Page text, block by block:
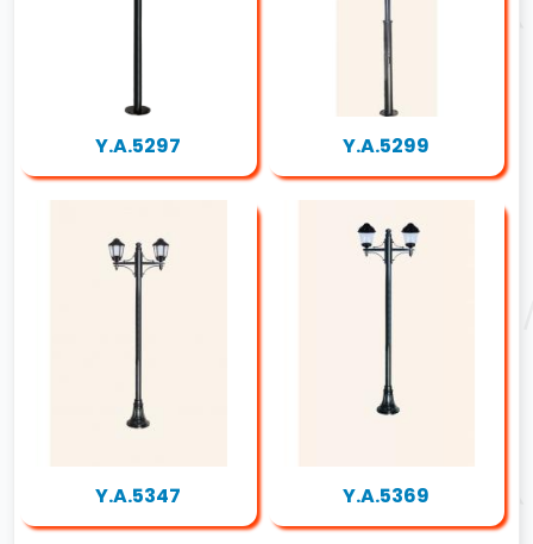
Y.A.5297 Y.A.5299
Y.A.5347 Y.A.5369